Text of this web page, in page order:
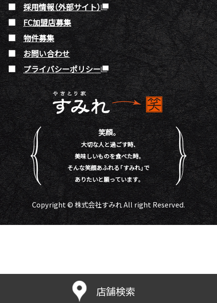
採用情報（外部サイト）
FC加盟店募集
物件募集
お問い合わせ
プライバシーポリシー
笑顔。
大切な人と過ごす時、
美味しいものを食べた時。
そんな笑顔あふれる「すみれ」で
ありたいと願っています。
Copyright © 株式会社すみれ All right Reserved.
店舗検索